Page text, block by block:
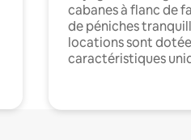
cabanes à flanc de
de péniches
locations sont
caractéristiques